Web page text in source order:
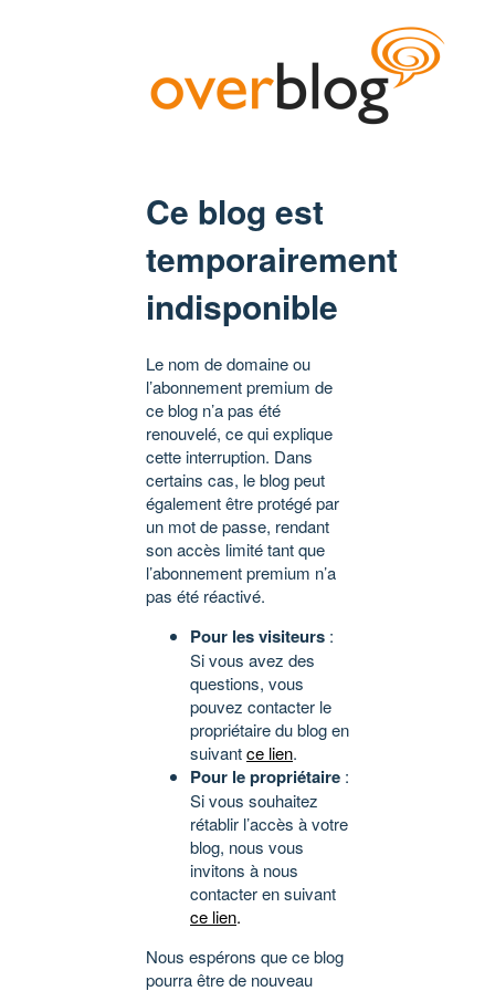
Ce blog est
temporairement
indisponible
Le nom de domaine ou
l’abonnement premium de
ce blog n’a pas été
renouvelé, ce qui explique
cette interruption. Dans
certains cas, le blog peut
également être protégé par
un mot de passe, rendant
son accès limité tant que
l’abonnement premium n’a
pas été réactivé.
Pour les visiteurs :
Si vous avez des
questions, vous
pouvez contacter le
propriétaire du blog en
suivantce lien.
Pour le propriétaire :
Si vous souhaitez
rétablir l’accès à votre
blog, nous vous
invitons à nous
contacter en suivant
ce lien.
Nous espérons que ce blog
pourra être de nouveau